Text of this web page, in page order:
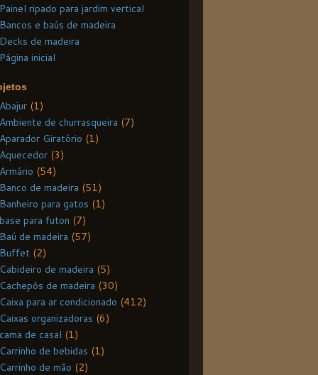
ripado para jardim vertical
e baús de madeira
de madeira
inicial
(1)
de churrasqueira (7)
Giratório (1)
(3)
(54)
de madeira (51)
para gatos (1)
para futon (7)
de madeira (57)
(2)
de madeira (5)
de madeira (30)
para ar condicionado (412)
organizadoras (6)
de casal (1)
de bebidas (1)
de mão (2)